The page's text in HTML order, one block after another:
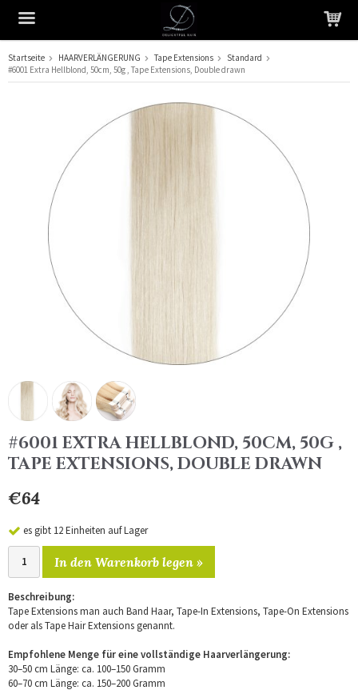
Das Produkt wurde in Ihren Warenkorb gelegt
Startseite HAARVERLÄNGERUNG Tape Extensions
Standard
#6001 Extra Hellblond, 50cm, 50g , Tape Extensions, Double drawn
#6001 EXTRA HELLBLOND, 50CM, 50G ,
TAPE EXTENSIONS, DOUBLE DRAWN
€64
es gibt 12 Einheiten auf Lager
In den Warenkorb legen »
Beschreibung:
Tape Extensions man auch Band Haar, Tape-In Extensions, Tape-On Extensions
oder als Tape Hair Extensions genannt.
Empfohlene Menge für eine vollständige Haarverlängerung:
30–50 cm Länge: ca. 100–150 Gramm
60–70 cm Länge: ca. 150–200 Gramm